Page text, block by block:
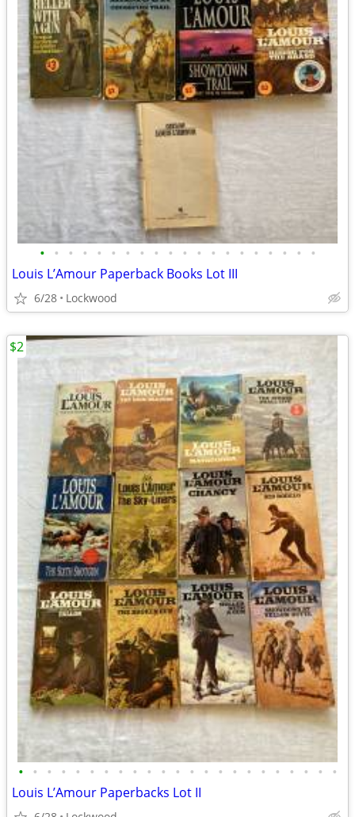
• • • • • • • • • • • • • • • • • • • •
Louis L’Amour Paperback Books Lot III
6/28 Lockwood
• • • • • • • • • • • • • • • • • • • • • • •
Louis L’Amour Paperbacks Lot II
$2